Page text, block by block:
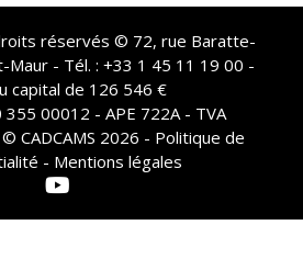
réservés © 72, rue Baratte-
Maur - Tél. : +33 1 45 11 19 00 -
capital de 126 546 €
355 00012 - APE 722A - TVA
CADCAMS 2026 - Politique de
- Mentions légales